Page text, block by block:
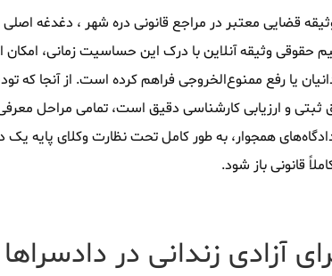
قضایی معتبر در مراجع قانونی دره شهر ، دغدغه اصلی
حقوقی وثیقه آنلاین با درک این حساسیت زمانی، امکان
یا رفع ممنوع‌الخروجی فراهم کرده است. از آنجا که
ثبتی و ارزیابی کارشناسی دقیق است، تمامی مراحل
همجوار، به طور کامل تحت نظارت وکلای پایه
قانونی باز شود.
آزادی زندانی در